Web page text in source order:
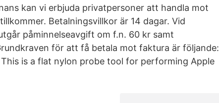
kan vi erbjuda privatpersoner att handla mot
Betalningsvillkor är 14 dagar. Vid
påminnelseavgift om f.n. 60 kr samt
för att få betala mot faktura är följande:
is a flat nylon probe tool for performing Apple